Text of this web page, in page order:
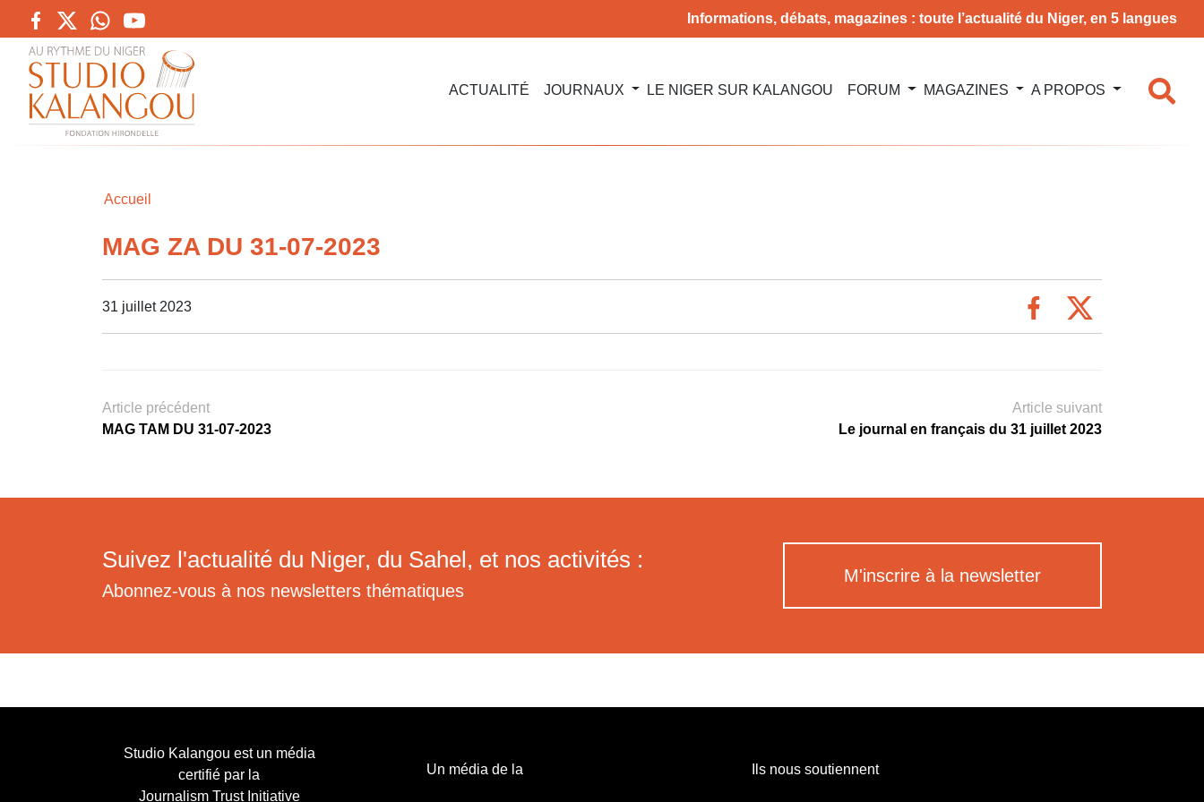
Informations, débats, magazines : toute l’actualité du Niger, en 5 langues
ACTUALITÉ JOURNAUX LE NIGER SUR KALANGOU FORUM MAGAZINES A PROPOS
Accueil
MAG ZA DU 31-07-2023
31 juillet 2023
Article précédent
MAG TAM DU 31-07-2023
Article suivant
Le journal en français du 31 juillet 2023
Suivez l'actualité du Niger, du Sahel, et nos activités :
Abonnez-vous à nos newsletters thématiques
M'inscrire à la newsletter
Studio Kalangou est un média
certifié par la
Journalism Trust Initiative
Un média de la Ils nous soutiennent